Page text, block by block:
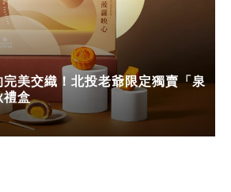
美交織！北投老爺限定獨賣「泉
禮盒